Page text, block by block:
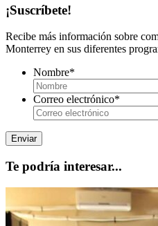
¡Suscríbete!
Recibe más información sobre
Monterrey en sus diferentes
Nombre*
Correo electrónico*
Te podría interesar...